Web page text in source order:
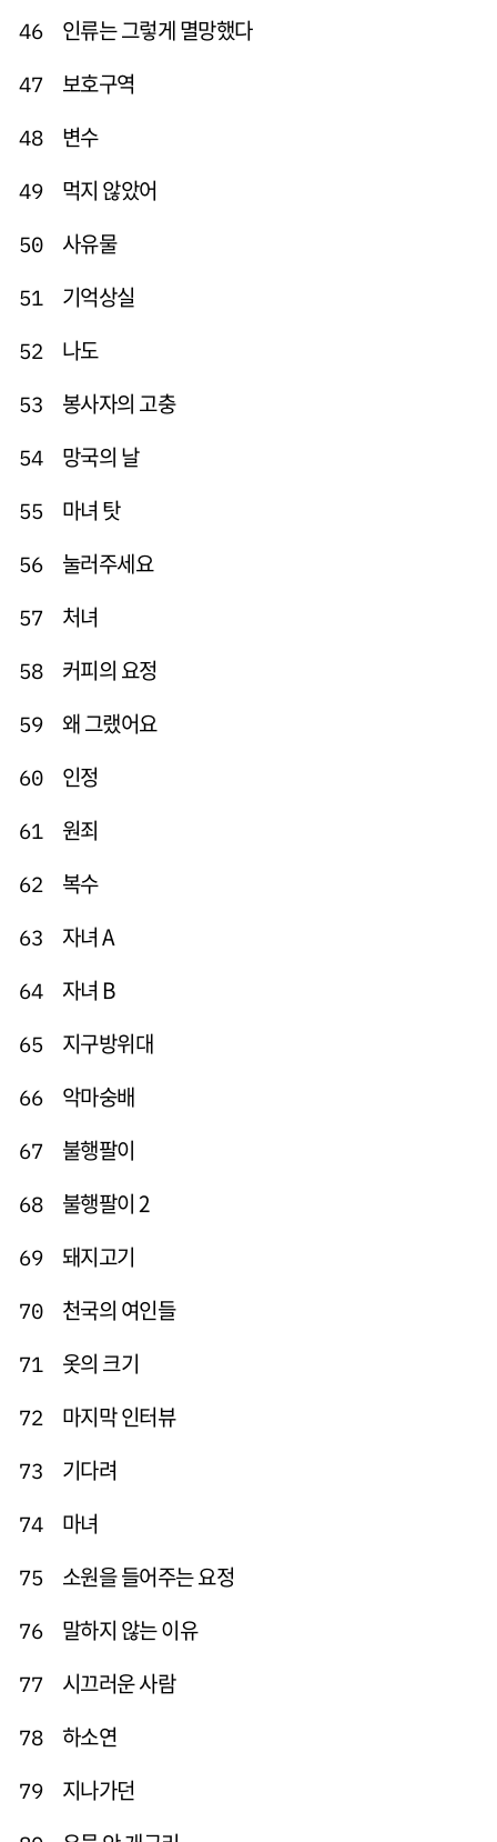
46 인류는 그렇게 멸망했다
47 보호구역
48 변수
49 먹지 않았어
50 사유물
51 기억상실
52 나도
53 봉사자의 고충
54 망국의 날
55 마녀 탓
56 눌러주세요
57 처녀
58 커피의 요정
59 왜 그랬어요
60 인정
61 원죄
62 복수
63 자녀 A
64 자녀 B
65 지구방위대
66 악마숭배
67 불행팔이
68 불행팔이 2
69 돼지고기
70 천국의 여인들
71 옷의 크기
72 마지막 인터뷰
73 기다려
74 마녀
75 소원을 들어주는 요정
76 말하지 않는 이유
77 시끄러운 사람
78 하소연
79 지나가던